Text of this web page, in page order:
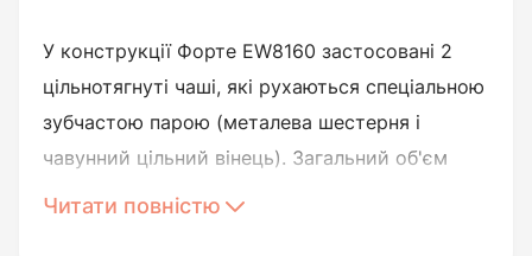
У конструкції Форте EW8160 застосовані 2
цільнотягнуті чаші, які рухаються спеціальною
зубчастою парою (металева шестерня і
чавунний цільний вінець). Загальний об'єм
груші бетономішалки Форте (Forte) EW8160 у
Читати повністю